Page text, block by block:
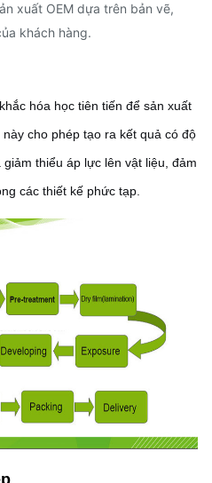
xuất OEM dựa trên bản vẽ,
khách hàng.
hóa học tiên tiến để sản xuất
cho phép tạo ra kết quả có độ
thiểu áp lực lên vật liệu, đảm
các thiết kế phức tạp.